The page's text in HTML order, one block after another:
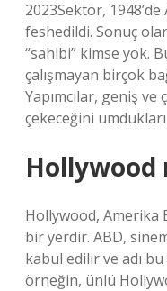
2023Sektör,
feshedildi. Sonuç
“sahibi” kimse yok.
çalışmayan birçok
Yapımcılar, geniş
çekeceğini
Hollywood
Hollywood, Amerika
bir yerdir. ABD,
kabul edilir ve adı bu
örneğin, ünlü